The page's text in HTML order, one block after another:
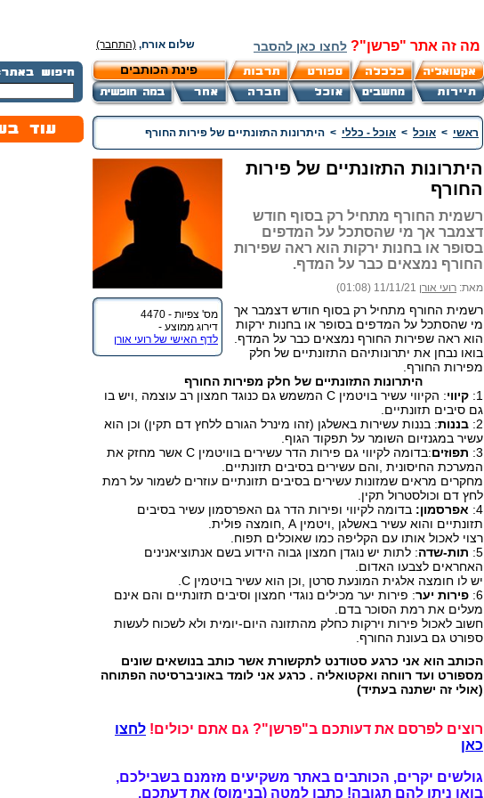
מה זה אתר "פרשן"? לחצו כאן להסבר שלום אורח, (התחבר)
פינת הכותבים
ראשי > אוכל > אוכל - כללי > היתרונות התזונתיים של פירות החורף
מס' צפיות - 4470
דירוג ממוצע -
לדף האישי של רועי אורן
היתרונות התזונתיים של פירות
החורף
רשמית החורף מתחיל רק בסוף חודש
דצמבר אך מי שהסתכל על המדפים
בסופר או בחנות ירקות הוא ראה שפירות
החורף נמצאים כבר על המדף.
מאת: רועי אורן 11/11/21 (01:08)
רשמית החורף מתחיל רק בסוף חודש דצמבר אך
מי שהסתכל על המדפים בסופר או בחנות ירקות
הוא ראה שפירות החורף נמצאים כבר על המדף.
בואו נבחן את יתרונותיהם התזונתיים של חלק
מפירות החורף.
היתרונות התזונתיים של חלק מפירות החורף
1: קיווי
: הקיווי עשיר בויטמין C המשמש גם כנוגד חמצון רב עוצמה ,ויש בו
גם סיבים תזונתיים.
2: בננות: בננות עשירות באשלגן (זהו מינרל הגורם ללחץ דם תקין) וכן הוא
עשיר במגנזיום השומר על תפקוד הגוף.
3: תפוזים
:בדומה לקיווי גם פירות הדר עשירים בוויטמין C אשר מחזק את
המערכת החיסונית ,והם עשירים בסיבים תזונתיים.
מחקרים מראים שמזונות עשירים בסיבים תזונתיים עוזרים לשמור על רמת
לחץ דם וכולסטרול תקין.
4: אפרסמון: בדומה לקיווי ופירות הדר גם האפרסמון עשיר בסיבים
תזונתיים והוא עשיר באשלגן ,ויטמין A ,חומצה פולית.
רצוי לאכול אותו עם הקליפה כמו שאוכלים תפוח.
5: תות-שדה: לתות יש נוגדן חמצון גבוה הידוע בשם אנתוציאנינים
האחראים לצבעו האדום.
יש לו חומצה אלגית המונעת סרטן ,וכן הוא עשיר בויטמין C.
6: פירות יער: פירות יער מכילים נוגדי חמצון וסיבים תזונתיים והם אינם
מעלים את רמת הסוכר בדם.
חשוב לאכול פירות וירקות כחלק מהתזונה היום-יומית ולא לשכוח לעשות
ספורט גם בעונת החורף.
הכותב הוא אני כרגע סטודנט לתקשורת אשר כותב בנושאים שונים
מספורט ועד רווחה ואקטואליה . כרגע אני לומד באוניברסיטה הפתוחה
(אולי זה ישתנה בעתיד)
רוצים לפרסם את דעותכם ב"פרשן"? גם אתם יכולים! לחצו
כאן
גולשים יקרים, הכותבים באתר משקיעים מזמנם בשבילכם,
בואו ניתן להם תגובה! כתבו למטה (בנימוס) את דעתכם.